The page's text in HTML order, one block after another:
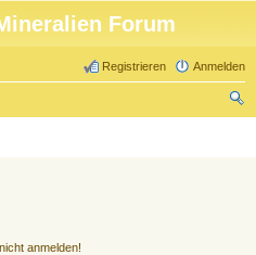
Forum
Anmelden
Registrieren
anmelden!